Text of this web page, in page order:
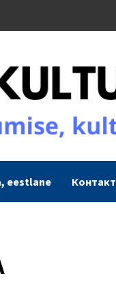
eestlane Контакт